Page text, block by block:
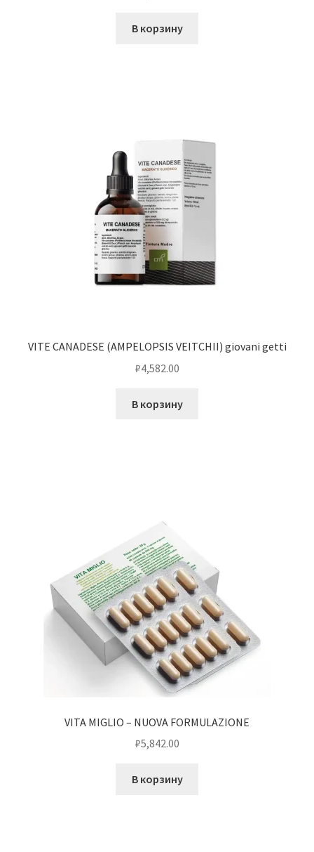
В корзину
VITE CANADESE (AMPELOPSIS VEITCHII) giovani getti
₽4,582.00
В корзину
VITA MIGLIO – NUOVA FORMULAZIONE
₽5,842.00
В корзину